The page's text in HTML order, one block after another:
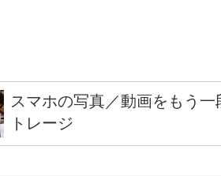
スマホの写真／動画をもう
トレージ